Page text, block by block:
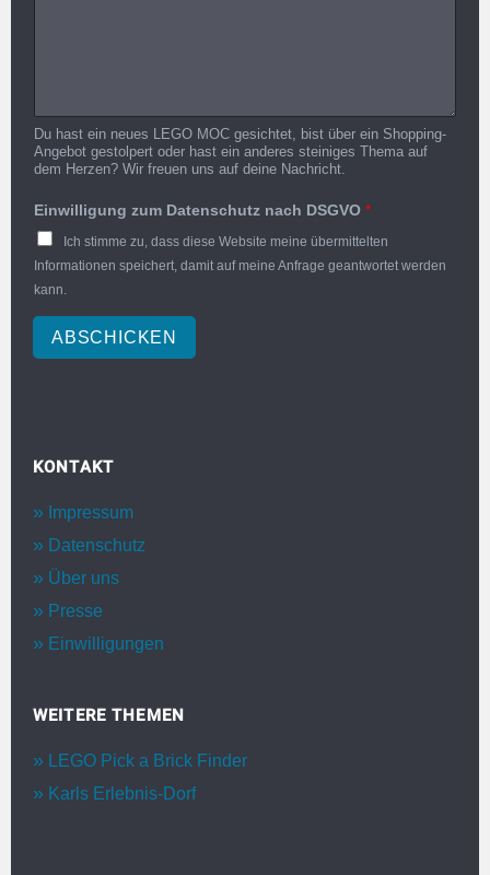
Du hast ein neues LEGO MOC gesichtet, bist über ein Shopping-
Angebot gestolpert oder hast ein anderes steiniges Thema auf
dem Herzen? Wir freuen uns auf deine Nachricht.
Einwilligung zum Datenschutz nach DSGVO *
Ich stimme zu, dass diese Website meine übermittelten
Informationen speichert, damit auf meine Anfrage geantwortet werden
kann.
ABSCHICKEN
KONTAKT
Impressum
Datenschutz
Über uns
Presse
Einwilligungen
WEITERE THEMEN
LEGO Pick a Brick Finder
Karls Erlebnis-Dorf